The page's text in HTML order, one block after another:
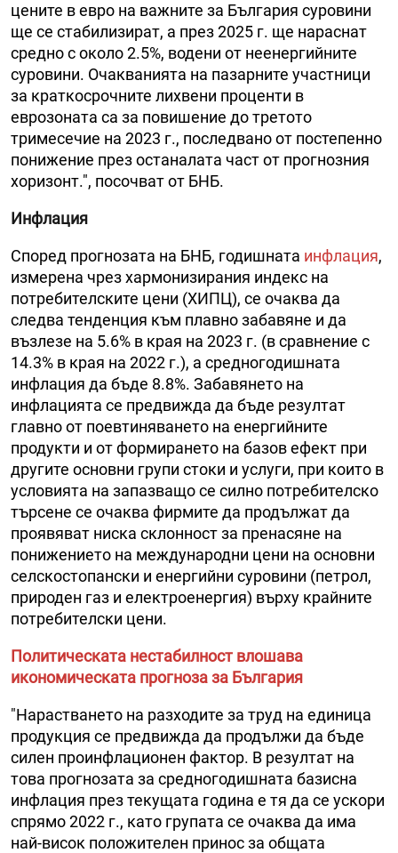
цените в евро на важните за България суровини
ще се стабилизират, а през 2025 г. ще нараснат
средно с около 2.5%, водени от неенергийните
суровини. Очакванията на пазарните участници
за краткосрочните лихвени проценти в
еврозоната са за повишение до третото
тримесечие на 2023 г., последвано от постепенно
понижение през останалата част от прогнозния
хоризонт.", посочват от БНБ.
Инфлация
Според прогнозата на БНБ, годишната инфлация,
измерена чрез хармонизирания индекс на
потребителските цени (ХИПЦ), се очаква да
следва тенденция към плавно забавяне и да
възлезе на 5.6% в края на 2023 г. (в сравнение с
14.3% в края на 2022 г.), а средногодишната
инфлация да бъде 8.8%. Забавянето на
инфлацията се предвижда да бъде резултат
главно от поевтиняването на енергийните
продукти и от формирането на базов ефект при
другите основни групи стоки и услуги, при които в
условията на запазващо се силно потребителско
търсене се очаква фирмите да продължат да
проявяват ниска склонност за пренасяне на
понижението на международни цени на основни
селскостопански и енергийни суровини (петрол,
природен газ и електроенергия) върху крайните
потребителски цени.
Политическата нестабилност влошава
икономическата прогноза за България
"Нарастването на разходите за труд на единица
продукция се предвижда да продължи да бъде
силен проинфлационен фактор. В резултат на
това прогнозата за средногодишната базисна
инфлация през текущата година е тя да се ускори
спрямо 2022 г., като групата се очаква да има
най-висок положителен принос за общата